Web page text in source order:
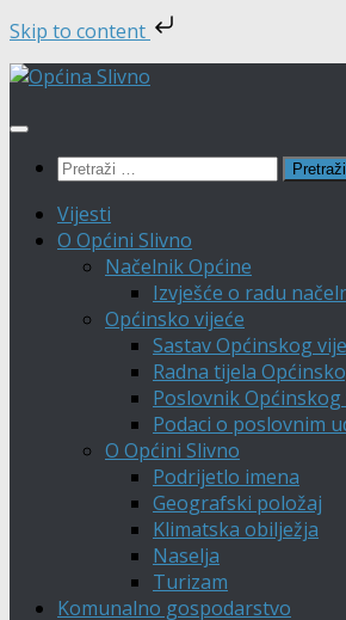
Skip to content
Skip
content
Pretraži:
Vijesti
O Općini Slivno
Načelnik Općine
Izvješće o radu
Općinsko vijeće
Sastav Općinskog
Radna tijela
Poslovnik Općinskog
Podaci o poslovnim
O Općini Slivno
Podrijetlo imena
Geografski položaj
Klimatska obilježja
Naselja
Turizam
Komunalno gospodarstvo